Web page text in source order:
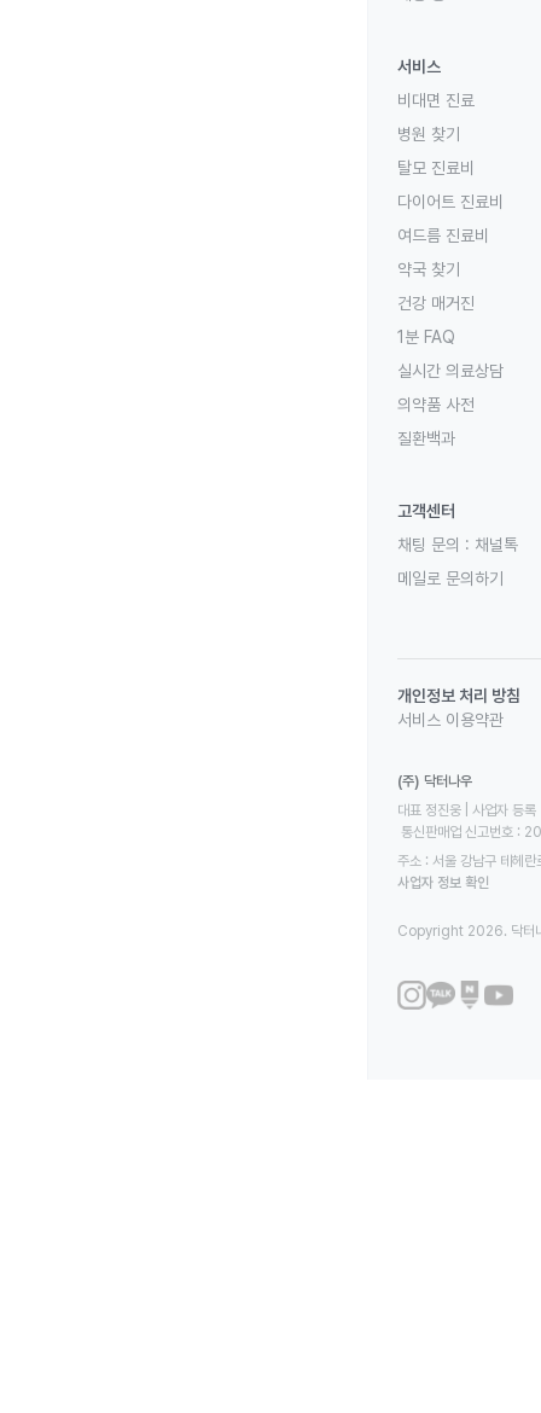
서비스
비대면 진료
병원 찾기
탈모 진료비
다이어트 진료비
여드름 진료비
약국 찾기
건강 매거진
1분 FAQ
실시간 의료상담
의약품 사전
질환백과
고객센터
채팅 문의 : 채널톡
메일로 문의하기
개인정보 처리 방침
서비스 이용약관
(주) 닥터나우
대표 정진웅 | 사업자
통신판매업 신고번호
주소 : 서울 강남구 테헤
사업자 정보 확인
Copyright 2026. 닥터